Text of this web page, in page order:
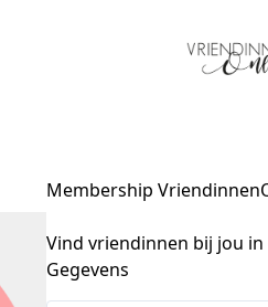
Membership
Vind vriendinnen bij jou
Gegevens